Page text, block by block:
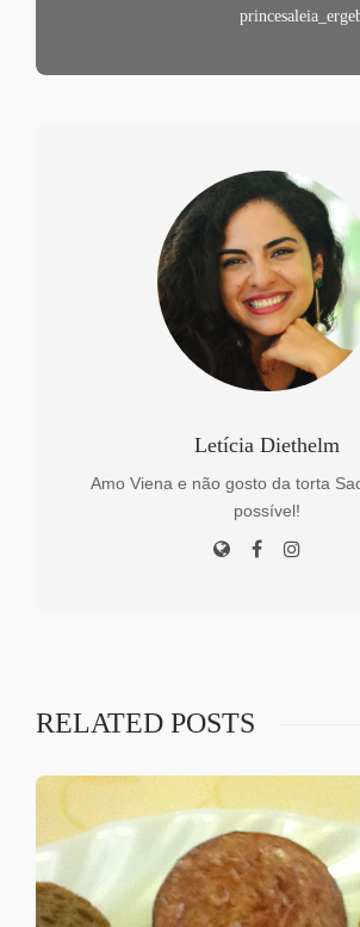
Letícia Diethelm
Amo Viena e não gosto da torta
possível!
RELATED POSTS